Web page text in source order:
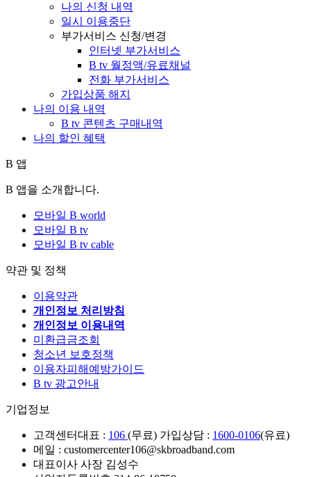
나의 신청 내역
일시 이용중단
부가서비스 신청/변경
인터넷 부가서비스
B tv 월정액/유료채널
전화 부가서비스
가입상품 해지
나의 이용 내역
B tv 콘텐츠 구매내역
나의 할인 혜택
B 앱
B 앱을 소개합니다.
모바일 B world
모바일 B tv
모바일 B tv cable
약관 및 정책
이용약관
개인정보 처리방침
개인정보 이용내역
미환급금조회
청소년 보호정책
이용자피해예방가이드
B tv 광고안내
기업정보
고객센터대표 : 106 (무료) 가입상담 : 1600-0106(유료)
메일 : customercenter106@skbroadband.com
대표이사 사장 김성수